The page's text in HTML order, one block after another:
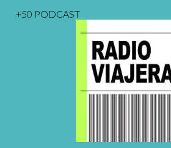
+50 PODCAST